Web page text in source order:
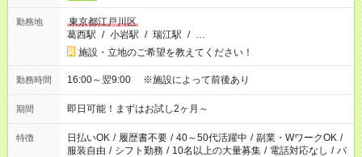
勤務地
東京都江戸川区
葛西駅 / 小岩駅 / 瑞江駅 / …
施設・立地のご希望を教えてください！
勤務時間 16:00～翌9:00 ※施設によって前後あり
期間 即日可能！まずはお試し2ヶ月～
特徴 日払いOK / 履歴書不要 / 40～50代活躍中 / 副業・WワークOK /
服装自由 / シフト勤務 / 10名以上の大量募集 / 電話対応なし / パ